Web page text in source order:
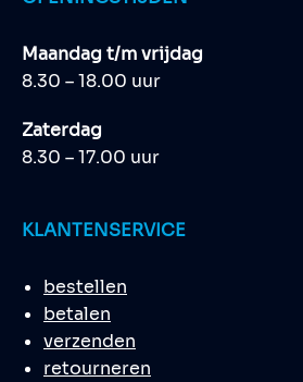
Maandag t/m vrijdag
8.30 – 18.00 uur
Zaterdag
8.30 – 17.00 uur
KLANTENSERVICE
bestellen
betalen
verzenden
retourneren